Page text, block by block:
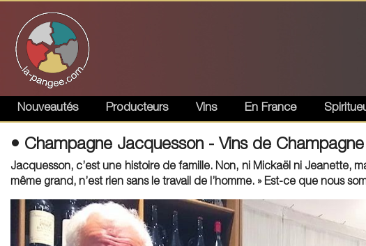
Nouveautés Producteurs Vins En France
• Champagne Jacquesson - Vins de Champagne
Jacquesson, c’est une histoire de famille. Non, ni Mickaël ni Jeanette,
même grand, n’est rien sans le travail de l’homme. » Est-ce que nous